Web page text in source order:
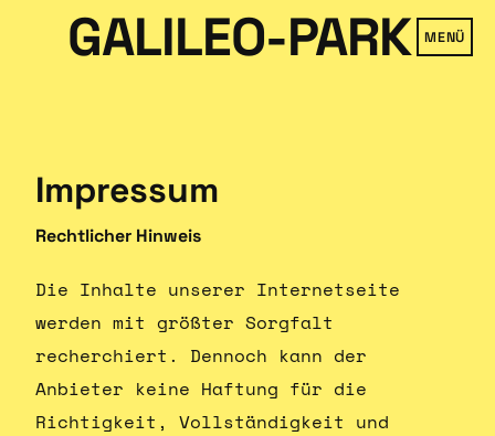
GALILEO-PARK MENÜ
Impressum
Rechtlicher Hinweis
Die Inhalte unserer Internetseite
werden mit größter Sorgfalt
recherchiert. Dennoch kann der
Anbieter keine Haftung für die
Richtigkeit, Vollständigkeit und